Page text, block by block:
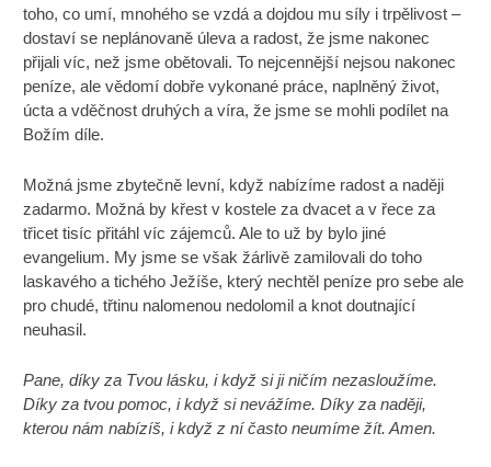
toho, co umí, mnohého se vzdá a dojdou mu síly i trpělivost –
dostaví se neplánovaně úleva a radost, že jsme nakonec
přijali víc, než jsme obětovali. To nejcennější nejsou nakonec
peníze, ale vědomí dobře vykonané práce, naplněný život,
úcta a vděčnost druhých a víra, že jsme se mohli podílet na
Božím díle.
Možná jsme zbytečně levní, když nabízíme radost a naději
zadarmo. Možná by křest v kostele za dvacet a v řece za
třicet tisíc přitáhl víc zájemců. Ale to už by bylo jiné
evangelium. My jsme se však žárlivě zamilovali do toho
laskavého a tichého Ježíše, který nechtěl peníze pro sebe ale
pro chudé, třtinu nalomenou nedolomil a knot doutnající
neuhasil.
Pane, díky za Tvou lásku, i když si ji ničím nezasloužíme.
Díky za tvou pomoc, i když si nevážíme. Díky za naději,
kterou nám nabízíš, i když z ní často neumíme žít. Amen.